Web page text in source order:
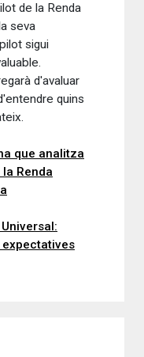
de la Renda
seva
sigui
d'avaluar
quins
que analitza
Renda